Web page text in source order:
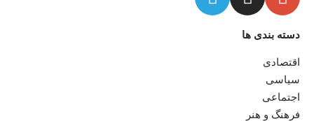
دسته بندی ها
اقتصادی
سیاسی
اجتماعی
فرهنگ و هنر